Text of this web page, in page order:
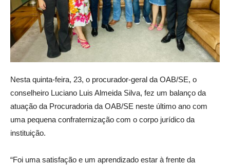
Nesta quinta-feira, 23, o procurador-geral da OAB/SE, o
conselheiro Luciano Luis Almeida Silva, fez um balanço da
atuação da Procuradoria da OAB/SE neste último ano com
uma pequena confraternização com o corpo jurídico da
instituição.
“Foi uma satisfação e um aprendizado estar à frente da